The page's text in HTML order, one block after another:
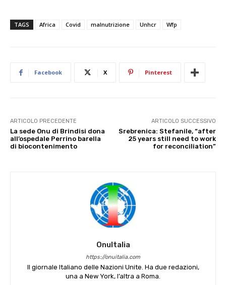
TAGS Africa Covid malnutrizione Unhcr Wfp
Facebook X Pinterest
ARTICOLO PRECEDENTE
La sede Onu di Brindisi dona
all’ospedale Perrino barella
di biocontenimento
ARTICOLO SUCCESSIVO
Srebrenica: Stefanile, “after
25 years still need to work
for reconciliation”
OnuItalia
https://onuitalia.com
Il giornale Italiano delle Nazioni Unite. Ha due redazioni,
una a New York, l’altra a Roma.